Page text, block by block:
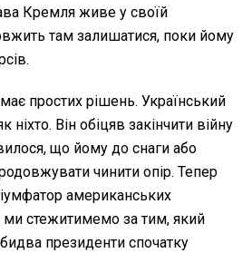
Кремля живе у своїй
там залишатися, поки йому
простих рішень. Український
ніхто. Він обіцяв закінчити війну
що йому до снаги або
чинити опір. Тепер
американських
ми стежитимемо за тим, який
президенти спочатку